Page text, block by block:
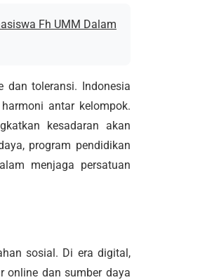
Fh UMM Dalam
dan toleransi. Indonesia
antar kelompok.
kesadaran akan
program pendidikan
menjaga persatuan
sosial. Di era digital,
online dan sumber daya